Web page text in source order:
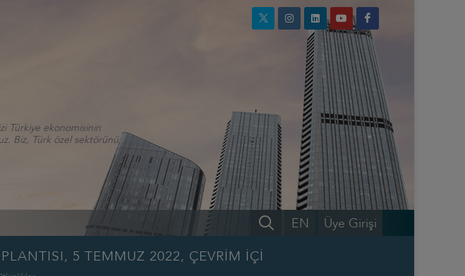
Türkiye ekonomisinin
Biz, Türk özel sektörünü
Üye Girişi
EN
5 TEMMUZ 2022, ÇEVRİM İÇİ